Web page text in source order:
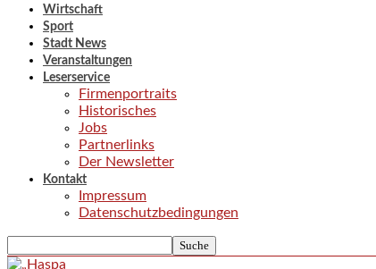
Wirtschaft
Sport
Stadt News
Veranstaltungen
Leserservice
Firmenportraits
Historisches
Jobs
Partnerlinks
Der Newsletter
Kontakt
Impressum
Datenschutzbedingungen